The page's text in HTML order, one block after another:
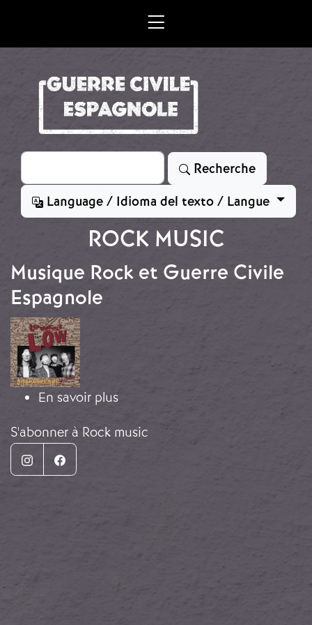
Rechercher
Recherche
Language / Idioma del texto / Langue
ROCK MUSIC
Musique Rock et Guerre Civile
Espagnole
Image
En savoir plussur Musique Rock et Guerre
S'abonner à Rock music
InstagramFacebook